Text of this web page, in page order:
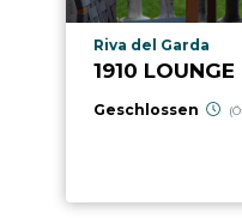
Riva del Garda
1910
Geschlossen